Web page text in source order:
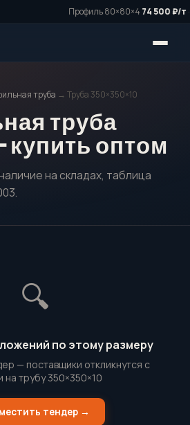
Профиль 80×80×474 500 ₽/т·
труба → Труба 350×350×10
труба
— купить оптом
на складах, таблица
🔍
по этому размеру
— поставщики откликнутся с
на трубу 350×350×10
тендер →